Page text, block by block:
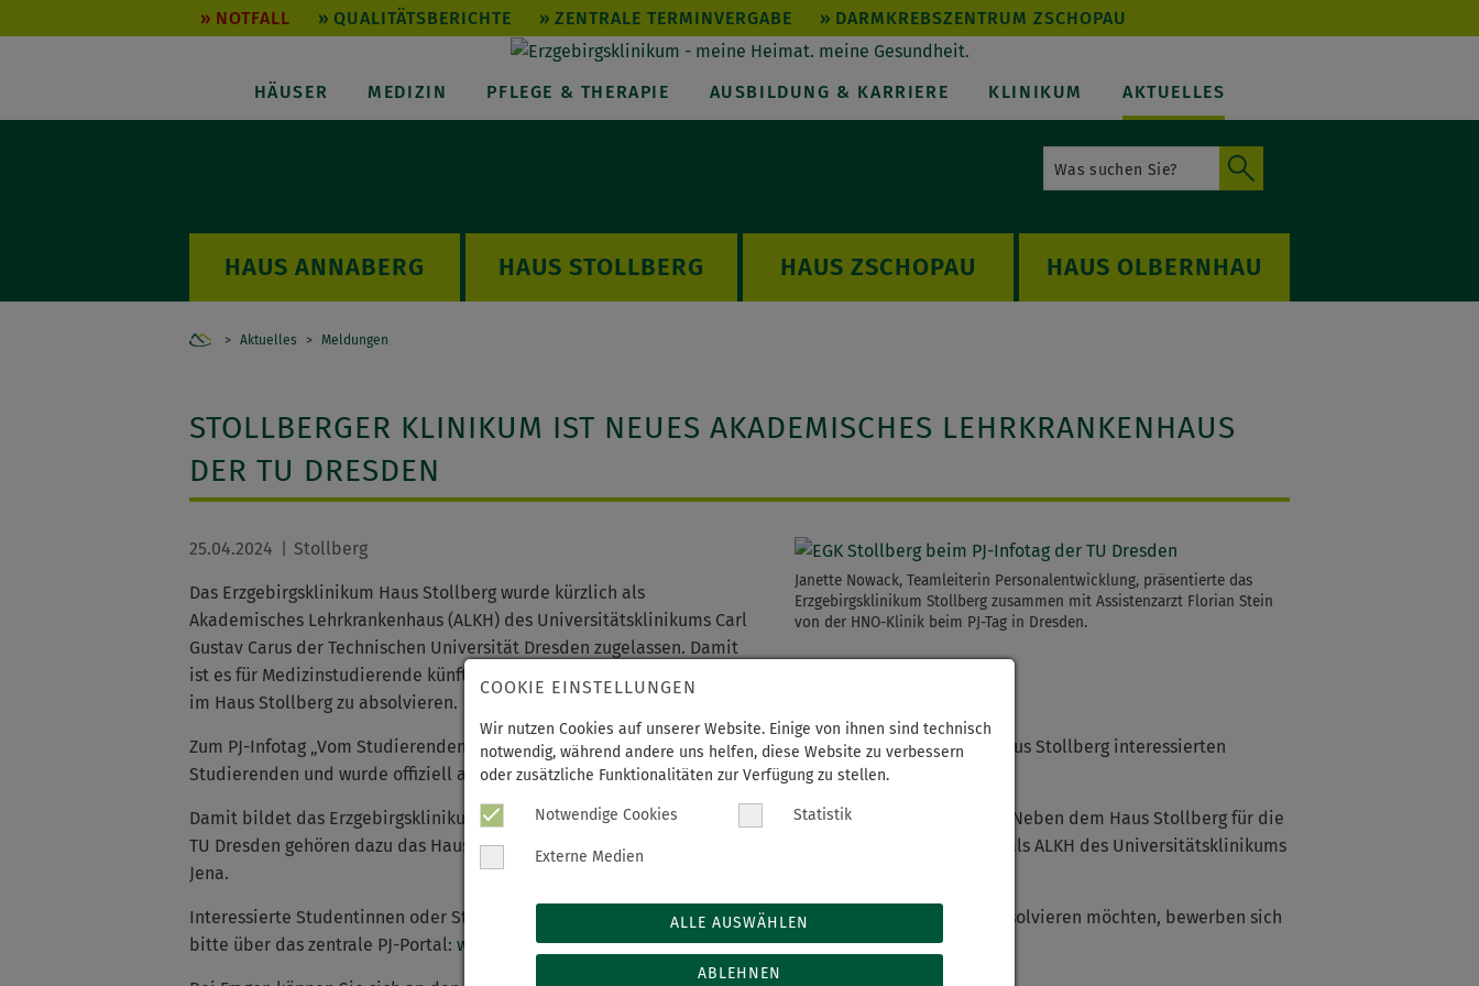
NOTFALL QUALITÄTSBERICHTE ZENTRALE TERMINVERGABE DARMKREBSZENTRUM ZSCHOPAU
HÄUSER MEDIZIN PFLEGE & THERAPIE AUSBILDUNG & KARRIERE KLINIKUM AKTUELLES
ANNABERG STOLLBERG ZSCHOPAU OLBERNHAU
Home
Aktuelles Meldungen
STOLLBERGER KLINIKUM IST NEUES AKADEMISCHES LEHRKRANKENHAUS
DER TU DRESDEN
Janette Nowack, Teamleiterin Personalentwicklung, präsentierte das
Erzgebirgsklinikum Stollberg zusammen mit Assistenzarzt Florian Stein
von der HNO-Klinik beim PJ-Tag in Dresden.
25.04.2024 Stollberg
Das Erzgebirgsklinikum Haus Stollberg wurde kürzlich als
Akademisches Lehrkrankenhaus (ALKH) des Universitätsklinikums Carl
Gustav Carus der Technischen Universität Dresden zugelassen. Damit
ist es für Medizinstudierende künftig möglich, ihr Praktisches Jahr (PJ)
im Haus Stollberg zu absolvieren.
Zum PJ-Infotag „Vom Studierenden zum Facharzt“ am 10. April 2024 in Dresden präsentierte sich das Haus Stollberg interessierten
Studierenden und wurde offiziell als neues Akademisches Lehrkrankenhaus vorgestellt.
Damit bildet das Erzgebirgsklinikum nun an drei Häusern Medizinstudierende im Praktischen Jahr aus. Neben dem Haus Stollberg für die
TU Dresden gehören dazu das Haus Annaberg als ALKH der Universität Leipzig und das Haus Zschopau als ALKH des Universitätsklinikums
Jena.
Interessierte Studentinnen oder Studenten, die ihre PJ-Zeit gern im Erzgebirgsklinikum in Stollberg absolvieren möchten, bewerben sich
bitte über das zentrale PJ-Portal: www.pj-portal.de
COOKIE EINSTELLUNGEN
Wir nutzen Cookies auf unserer Website. Einige von ihnen sind technisch
notwendig, während andere uns helfen, diese Website zu verbessern
oder zusätzliche Funktionalitäten zur Verfügung zu stellen.
Notwendige Cookies Statistik
Externe Medien
ALLE AUSWÄHLEN
ABLEHNEN